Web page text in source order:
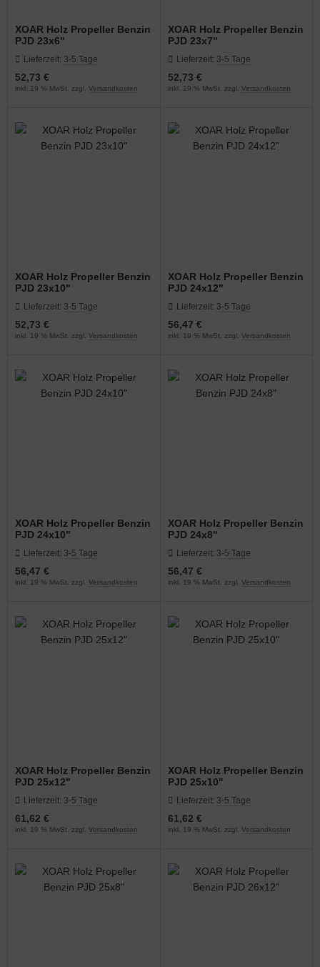
XOAR Holz Propeller Benzin
PJD 23x6"
Lieferzeit: 3-5 Tage
52,73 €
inkl. 19 % MwSt. zzgl. Versandkosten
XOAR Holz Propeller Benzin
PJD 23x7"
Lieferzeit: 3-5 Tage
52,73 €
inkl. 19 % MwSt. zzgl. Versandkosten
XOAR Holz Propeller Benzin
PJD 23x10"
Lieferzeit: 3-5 Tage
52,73 €
inkl. 19 % MwSt. zzgl. Versandkosten
XOAR Holz Propeller Benzin
PJD 24x12"
Lieferzeit: 3-5 Tage
56,47 €
inkl. 19 % MwSt. zzgl. Versandkosten
XOAR Holz Propeller Benzin
PJD 24x10"
Lieferzeit: 3-5 Tage
56,47 €
inkl. 19 % MwSt. zzgl. Versandkosten
XOAR Holz Propeller Benzin
PJD 24x8"
Lieferzeit: 3-5 Tage
56,47 €
inkl. 19 % MwSt. zzgl. Versandkosten
XOAR Holz Propeller Benzin
PJD 25x12"
Lieferzeit: 3-5 Tage
61,62 €
inkl. 19 % MwSt. zzgl. Versandkosten
XOAR Holz Propeller Benzin
PJD 25x10"
Lieferzeit: 3-5 Tage
61,62 €
inkl. 19 % MwSt. zzgl. Versandkosten